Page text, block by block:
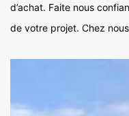
d’achat. Faite nous
de votre projet. Chez